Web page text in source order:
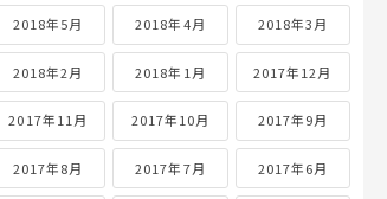
2018年5月 2018年4月 2018年3月
2018年2月 2018年1月 2017年12月
2017年11月 2017年10月 2017年9月
2017年8月 2017年7月 2017年6月